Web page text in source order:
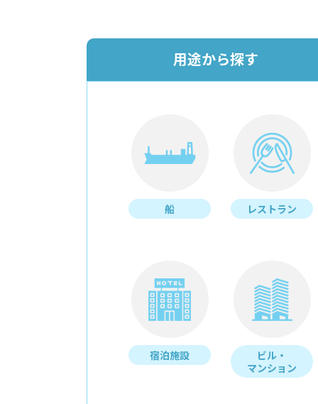
用途から探す
船 レストラン
宿泊施設
ビル・
マンション